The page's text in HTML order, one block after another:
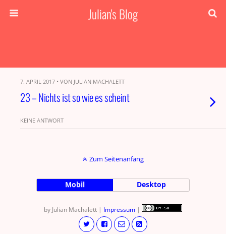
Julian's Blog
7. APRIL 2017 • VON JULIAN MACHALETT
23 – Nichts ist so wie es scheint
KEINE ANTWORT
Zum Seitenanfang
Mobil Desktop
by Julian Machalett | Impressum |